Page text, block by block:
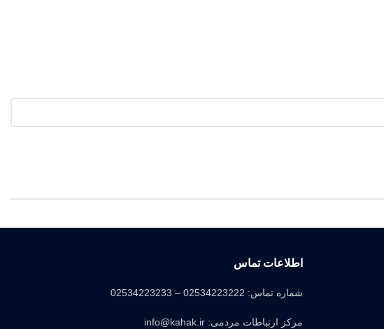
اطلاعات تماس
شماره تماس: 02534223222 – 02534223233
مرکز ارتباطات مردمی: info@kahak.ir